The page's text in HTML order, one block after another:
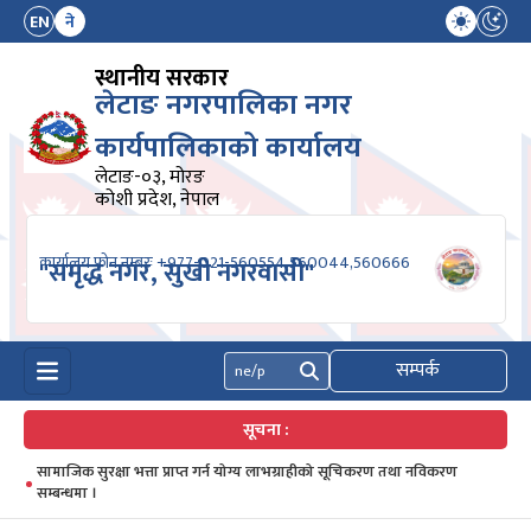
EN ने
स्थानीय सरकार
लेटाङ नगरपालिका नगर
कार्यपालिकाको कार्यालय
लेटाङ-०३, मोरङ
कोशी प्रदेश, नेपाल
कार्यालय फोन नम्बरः +977-021-560554,560044,560666
"समृद्ध नगर, सुखी नगरवासी"
खोज्नुहोस् सम्पर्क
सूचना :
सामाजिक सुरक्षा भत्ता प्राप्त गर्न योग्य लाभग्राहीको सूचिकरण तथा नविकरण
सम्बन्धमा ।